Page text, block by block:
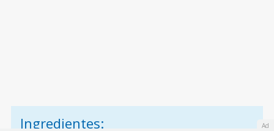
Ingredientes: Ad